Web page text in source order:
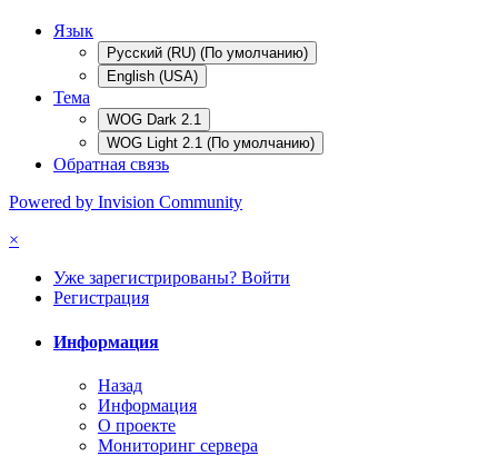
Язык
Русский (RU) (По умолчанию)
English (USA)
Тема
WOG Dark 2.1
WOG Light 2.1 (По умолчанию)
Обратная связь
Powered by Invision Community
×
Уже зарегистрированы? Войти
Регистрация
Информация
Назад
Информация
О проекте
Мониторинг сервера